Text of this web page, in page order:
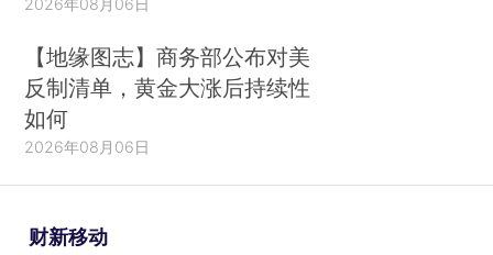
2026年08月06日
【地缘图志】商务部公布对美
反制清单，黄金大涨后持续性
如何
2026年08月06日
财新移动